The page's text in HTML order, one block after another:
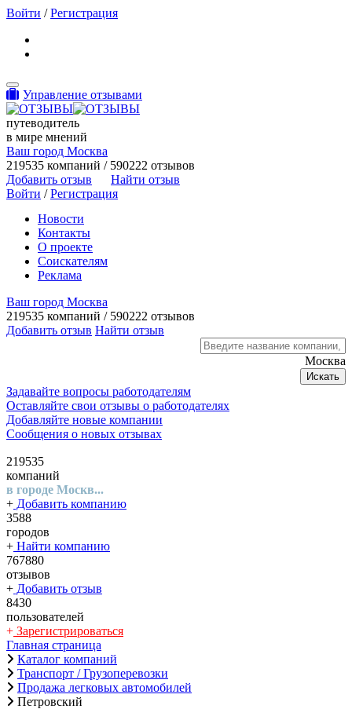
Войти /Регистрация
Toggle navigation
Управление отзывами
путеводитель
в мире мнений
Ваш город Москва
219535 компаний / 590222 отзывов
Добавить отзыв
Найти отзыв
Войти /Регистрация
Новости
Контакты
О проекте
Соискателям
Реклама
Ваш город Москва
219535 компаний / 590222 отзывов
Добавить отзыв Найти отзыв
Москва
Искать
Задавайте вопросы работодателям
Оставляйте свои отзывы о работодателях
Добавляйте новые компании
Сообщения о новых отзывах
219535
компаний
в городе Москв...
+ Добавить компанию
3588
городов
+ Найти компанию
767880
отзывов
+ Добавить отзыв
8430
пользователей
+ Зарегистрироваться
Главная страница
Каталог компаний
Транспорт / Грузоперевозки
Продажа легковых автомобилей
Петровский